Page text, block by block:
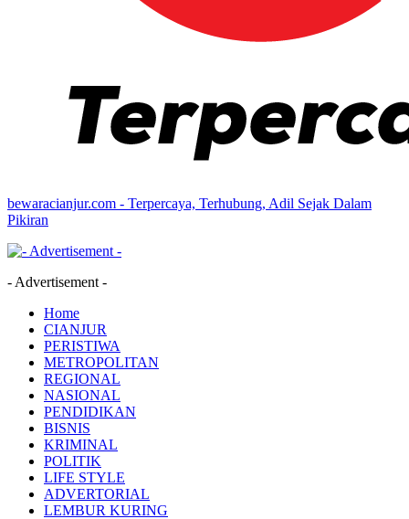
bewaracianjur.com - Terpercaya, Terhubung, Adil Sejak Dalam
Pikiran
- Advertisement -
Home
CIANJUR
PERISTIWA
METROPOLITAN
REGIONAL
NASIONAL
PENDIDIKAN
BISNIS
KRIMINAL
POLITIK
LIFE STYLE
ADVERTORIAL
LEMBUR KURING